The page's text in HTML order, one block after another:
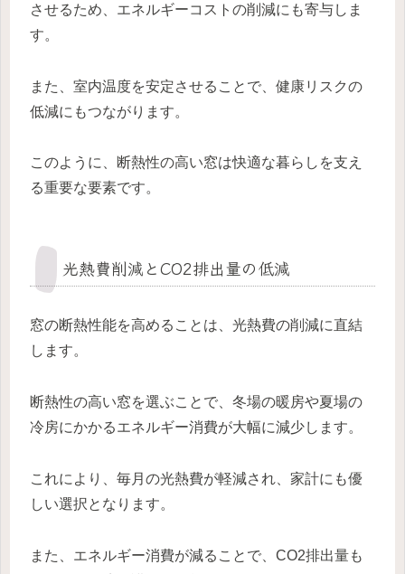
させるため、エネルギーコストの削減にも寄与しま
す。
また、室内温度を安定させることで、健康リスクの
低減にもつながります。
このように、断熱性の高い窓は快適な暮らしを支え
る重要な要素です。
光熱費削減とCO2排出量の低減
窓の断熱性能を高めることは、光熱費の削減に直結
します。
断熱性の高い窓を選ぶことで、冬場の暖房や夏場の
冷房にかかるエネルギー消費が大幅に減少します。
これにより、毎月の光熱費が軽減され、家計にも優
しい選択となります。
また、エネルギー消費が減ることで、CO2排出量も